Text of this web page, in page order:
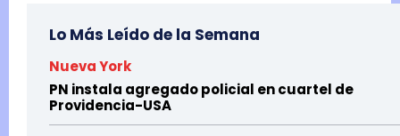
Lo Más Leído de la Semana
Nueva York
PN instala agregado policial en cuartel de
Providencia-USA